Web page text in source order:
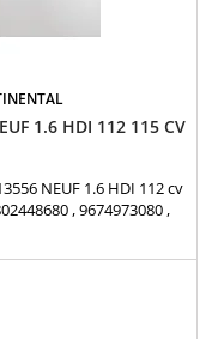
1.6 HDI 112 115 CV
NEUF 1.6 HDI 112 cv
, 9674973080 ,